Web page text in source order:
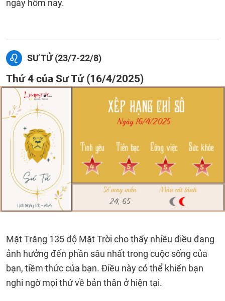
ngày hôm nay.
SƯ TỬ (23/7-22/8)
Thứ 4 của Sư Tử (16/4/2025)
Mặt Trăng 135 độ Mặt Trời cho thấy nhiều điều đang
ảnh hưởng đến phần sâu nhất trong cuộc sống của
bạn, tiềm thức của bạn. Điều này có thể khiến bạn
nghi ngờ mọi thứ về bản thân ở hiện tại.